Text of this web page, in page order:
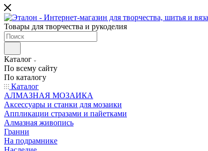
Товары для творчества и рукоделия
Каталог
По всему сайту
По каталогу
Каталог
АЛМАЗНАЯ МОЗАИКА
Аксессуары и станки для мозаики
Аппликации стразами и пайетками
Алмазная живопись
Гранни
На подрамнике